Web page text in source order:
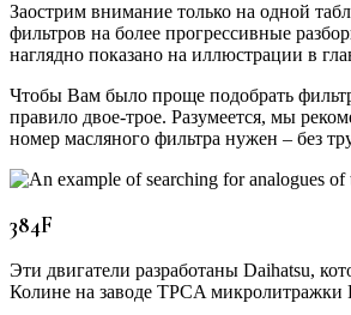
Заострим внимание только на одной
фильтров на более прогрессивные
наглядно показано на иллюстрации в
Чтобы Вам было проще подобрать
правило двое-трое. Разумеется, мы
номер масляного фильтра нужен – без
384F
Эти двигатели разработаны Daihatsu,
Колине на заводе TPCA микролитражки